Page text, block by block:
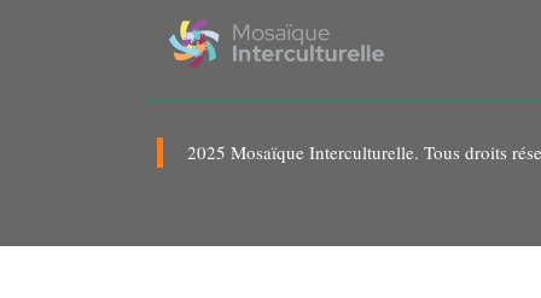
2025 Mosaïque Interculturelle. Tous droits